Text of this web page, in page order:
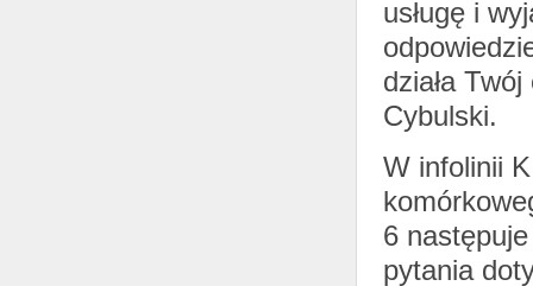
usługę i
działa
Cybulski.
W infolinii
6
pytania